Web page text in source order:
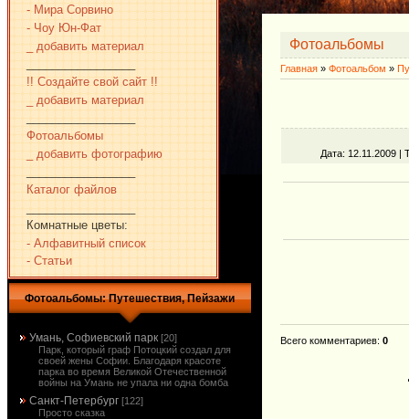
- Мира Сорвино
- Чоу Юн-Фат
_ добавить материал
!! Создайте свой сайт !!
_ добавить материал
Фотоальбомы
_ добавить фотографию
Каталог файлов
Комнатные цветы:
- Алфавитный список
- Статьи
Фотоальбомы: Путешествия, Пейзажи
Умань, Софиевский парк [20]
Парк, который граф Потоцкий создал для
своей жены Софии. Благодаря красоте
парка во время Великой Отечественной
войны на Умань не упала ни одна бомба
Санкт-Петербург [122]
Просто сказка
Фотоальбомы
Главная » Фотоальбом »
Дата: 12.11.2009 |
Всего комментариев: 0